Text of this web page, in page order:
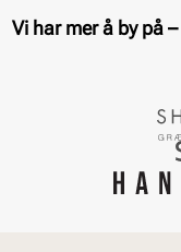
Vi har mer å by på